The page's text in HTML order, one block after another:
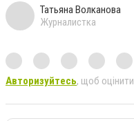
Татьяна Волканова
Журналистка
Авторизуйтесь, щоб оцінити